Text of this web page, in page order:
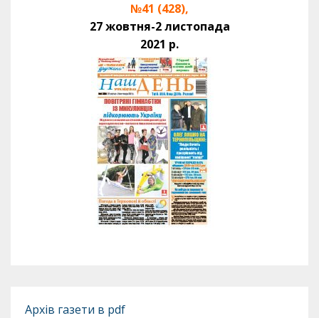
№41 (428),
27 жовтня-2 листопада
2021 р.
Архів газети в pdf